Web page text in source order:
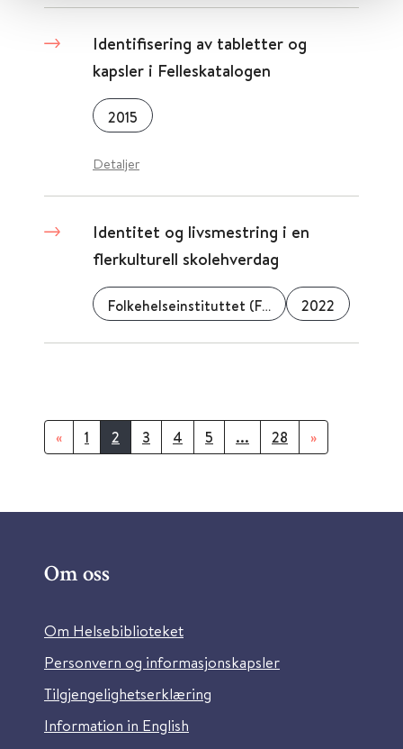
Identifisering av tabletter og
kapsler i Felleskatalogen
2015
Detaljer
Identitet og livsmestring i en
flerkulturell skolehverdag
Folkehelseinstituttet (FHI) 2022
« 1 2 3 4 5 ... 28 »
Om oss
Om Helsebiblioteket
Personvern og informasjonskapsler
Tilgjengelighetserklæring
Information in English